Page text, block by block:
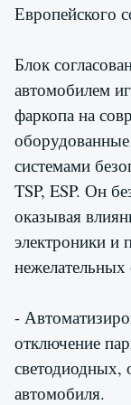
Европейского
Блок
автомобилем
фаркопа на
системами
TSP, ESP. Он
оказывая
электроники и
-
отключение
светодиодных,
автомобиля.